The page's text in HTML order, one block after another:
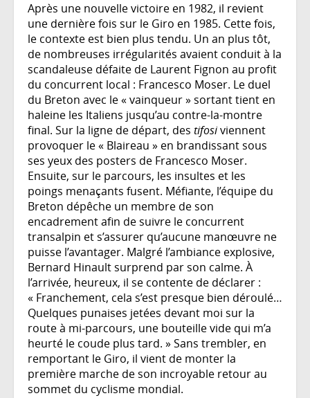
Après une nouvelle victoire en 1982, il revient
une dernière fois sur le Giro en 1985. Cette fois,
le contexte est bien plus tendu. Un an plus tôt,
de nombreuses irrégularités avaient conduit à la
scandaleuse défaite de Laurent Fignon au profit
du concurrent local : Francesco Moser. Le duel
du Breton avec le « vainqueur » sortant tient en
haleine les Italiens jusqu’au contre-la-montre
final. Sur la ligne de départ, des tifosiviennent
provoquer le « Blaireau » en brandissant sous
ses yeux des posters de Francesco Moser.
Ensuite, sur le parcours, les insultes et les
poings menaçants fusent. Méfiante, l’équipe du
Breton dépêche un membre de son
encadrement afin de suivre le concurrent
transalpin et s’assurer qu’aucune manœuvre ne
puisse l’avantager. Malgré l’ambiance explosive,
Bernard Hinault surprend par son calme. À
l’arrivée, heureux, il se contente de déclarer :
« Franchement, cela s’est presque bien déroulé…
Quelques punaises jetées devant moi sur la
route à mi-parcours, une bouteille vide qui m’a
heurté le coude plus tard. » Sans trembler, en
remportant le Giro, il vient de monter la
première marche de son incroyable retour au
sommet du cyclisme mondial.